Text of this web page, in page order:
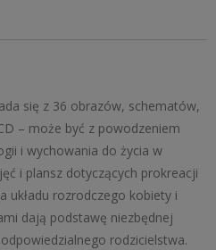
się z 36 obrazów, schematów,
– może być z powodzeniem
i wychowania do życia w
i plansz dotyczących prokreacji
układu rozrodczego kobiety i
dają podstawę niezbędnej
rodzicielstwa.